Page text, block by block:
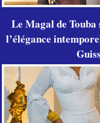
Le Magal de Touba
l’élégance